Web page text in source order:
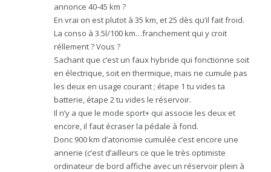
annonce 40-45 km ?
En vrai on est plutot à 35 km, et 25 dès qu’il fait froid.
La conso à 3.5l/100 km…franchement qui y croit
réllement ? Vous ?
Sachant que c’est un faux hybride qui fonctionne soit
en électrique, soit en thermique, mais ne cumule pas
les deux en usage courant ; étape 1 tu vides ta
batterie, étape 2 tu vides le réservoir.
Il n’y a que le mode sport+ qui associe les deux et
encore, il faut écraser la pédale à fond.
Donc 900 km d’atonomie cumulée c’est encore une
annerie (c’est d’ailleurs ce que le très optimiste
ordinateur de bord affiche avec un réservoir plein à